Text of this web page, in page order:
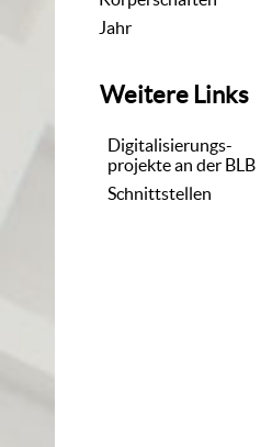
Jahr
Weitere Links
Digitalisierungs-
projekte an der BLB
Schnittstellen